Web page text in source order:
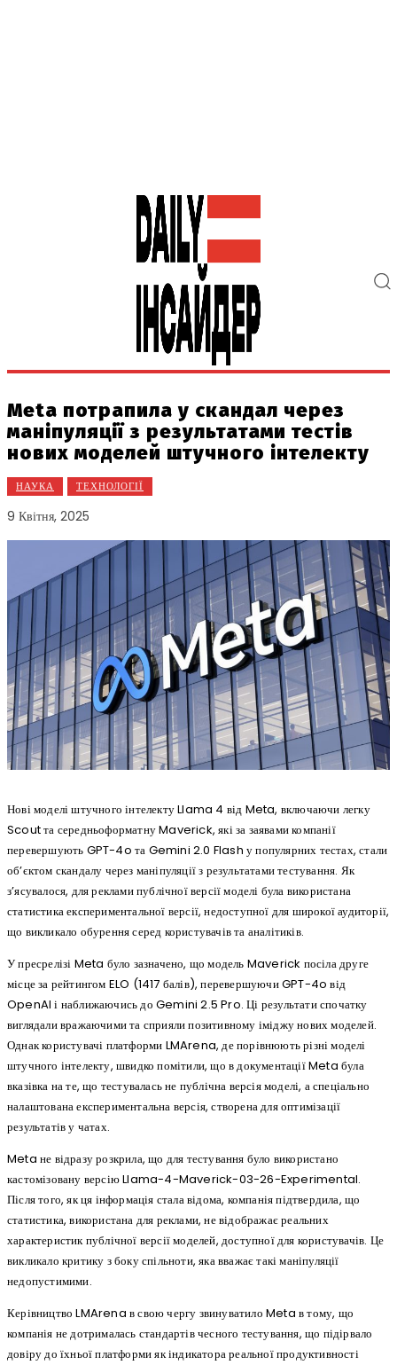
Meta потрапила у скандал через
маніпуляції з результатами тестів
нових моделей штучного інтелекту
НАУКА ТЕХНОЛОГІЇ
9 Квітня, 2025
Нові моделі штучного інтелекту Llama 4 від Meta, включаючи легку
Scout та середньоформатну Maverick, які за заявами компанії
перевершують GPT-4o та Gemini 2.0 Flash у популярних тестах, стали
об’єктом скандалу через маніпуляції з результатами тестування. Як
з’ясувалося, для реклами публічної версії моделі була використана
статистика експериментальної версії, недоступної для широкої аудиторії,
що викликало обурення серед користувачів та аналітиків.
У пресрелізі Meta було зазначено, що модель Maverick посіла друге
місце за рейтингом ELO (1417 балів), перевершуючи GPT-4o від
OpenAI і наближаючись до Gemini 2.5 Pro. Ці результати спочатку
виглядали вражаючими та сприяли позитивному іміджу нових моделей.
Однак користувачі платформи LMArena, де порівнюють різні моделі
штучного інтелекту, швидко помітили, що в документації Meta була
вказівка на те, що тестувалась не публічна версія моделі, а спеціально
налаштована експериментальна версія, створена для оптимізації
результатів у чатах.
Meta не відразу розкрила, що для тестування було використано
кастомізовану версію Llama-4-Maverick-03-26-Experimental.
Після того, як ця інформація стала відома, компанія підтвердила, що
статистика, використана для реклами, не відображає реальних
характеристик публічної версії моделей, доступної для користувачів. Це
викликало критику з боку спільноти, яка вважає такі маніпуляції
недопустимими.
Керівництво LMArena в свою чергу звинуватило Meta в тому, що
компанія не дотрималась стандартів чесного тестування, що підірвало
довіру до їхньої платформи як індикатора реальної продуктивності